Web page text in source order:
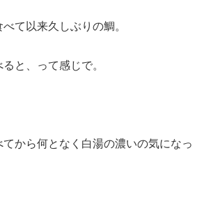
て以来久しぶりの鯛。
と、って感じで。
から何となく白湯の濃いの気になっ